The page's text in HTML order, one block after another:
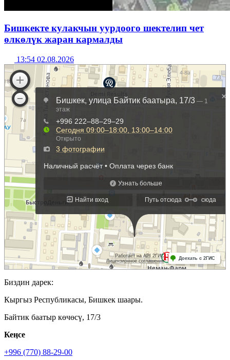
Бишкекте кулакчын уурдоого шектелип чет
өлкөлүк жаран кармалды
13:54 02.08.2026
Биздин дарек:
Кыргыз Республикасы, Бишкек шаары.
Байтик баатыр көчөсү, 17/3
Кеӊсе
+996 (770) 88-29-00